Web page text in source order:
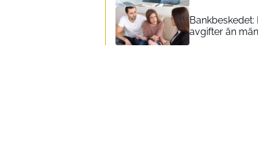
avgifter än män